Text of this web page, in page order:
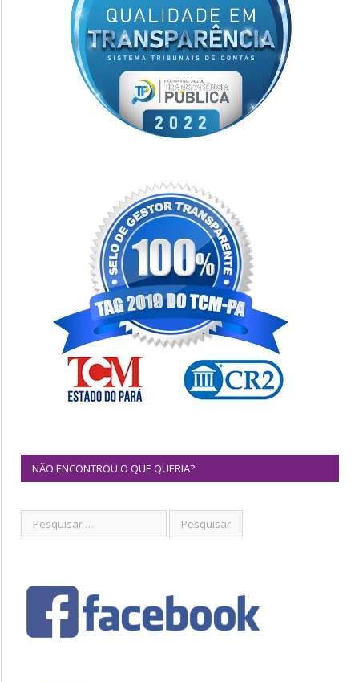
NÃO ENCONTROU O QUE QUERIA?